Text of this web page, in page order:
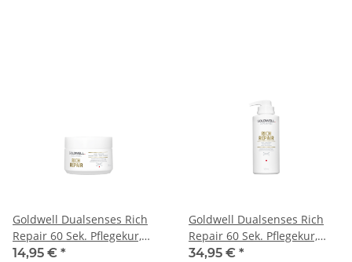
Goldwell Dualsenses Rich
Repair 60 Sek. Pflegekur,
200ml
14,95 € *
Goldwell Dualsenses Rich
Repair 60 Sek. Pflegekur,
500ml
34,95 € *